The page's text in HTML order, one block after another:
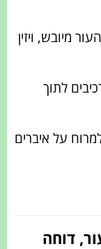
מיובש, ויזין
לתוך
על איברים
דוחה